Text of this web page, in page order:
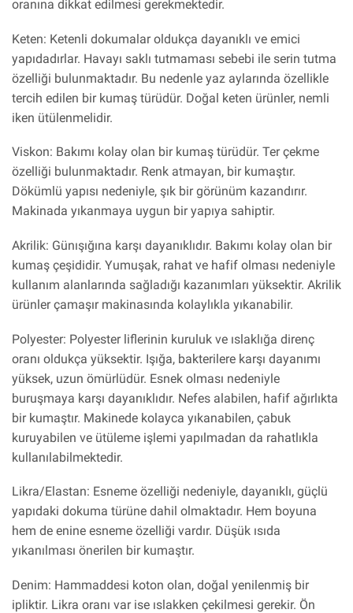
oranına dikkat edilmesi gerekmektedir.
Keten: Ketenli dokumalar oldukça dayanıklı ve emici
yapıdadırlar. Havayı saklı tutmaması sebebi ile serin tutma
özelliği bulunmaktadır. Bu nedenle yaz aylarında özellikle
tercih edilen bir kumaş türüdür. Doğal keten ürünler, nemli
iken ütülenmelidir.
Viskon: Bakımı kolay olan bir kumaş türüdür. Ter çekme
özelliği bulunmaktadır. Renk atmayan, bir kumaştır.
Dökümlü yapısı nedeniyle, şık bir görünüm kazandırır.
Makinada yıkanmaya uygun bir yapıya sahiptir.
Akrilik: Günışığına karşı dayanıklıdır. Bakımı kolay olan bir
kumaş çeşididir. Yumuşak, rahat ve hafif olması nedeniyle
kullanım alanlarında sağladığı kazanımları yüksektir. Akrilik
ürünler çamaşır makinasında kolaylıkla yıkanabilir.
Polyester: Polyester liflerinin kuruluk ve ıslaklığa direnç
oranı oldukça yüksektir. Işığa, bakterilere karşı dayanımı
yüksek, uzun ömürlüdür. Esnek olması nedeniyle
buruşmaya karşı dayanıklıdır. Nefes alabilen, hafif ağırlıkta
bir kumaştır. Makinede kolayca yıkanabilen, çabuk
kuruyabilen ve ütüleme işlemi yapılmadan da rahatlıkla
kullanılabilmektedir.
Likra/Elastan: Esneme özelliği nedeniyle, dayanıklı, güçlü
yapıdaki dokuma türüne dahil olmaktadır. Hem boyuna
hem de enine esneme özelliği vardır. Düşük ısıda
yıkanılması önerilen bir kumaştır.
Denim: Hammaddesi koton olan, doğal yenilenmiş bir
ipliktir. Likra oranı var ise ıslakken çekilmesi gerekir. Ön